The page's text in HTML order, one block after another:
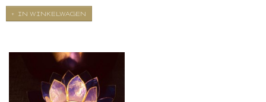
IN WINKELWAGEN